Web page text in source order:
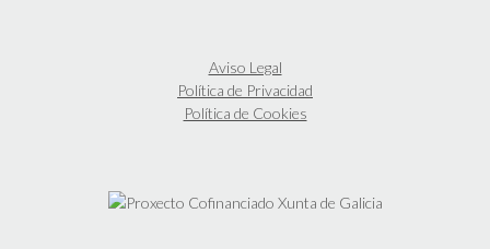
Aviso Legal
Política de Privacidad
Política de Cookies